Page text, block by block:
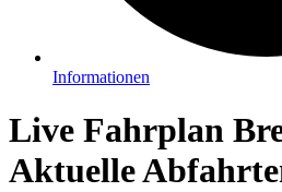
Informationen
Live Fahrplan
Aktuelle